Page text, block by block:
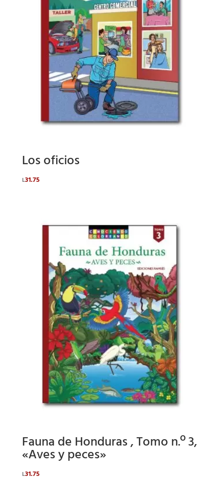
Los oficios
L31.75
Fauna de Honduras , Tomo n.º 3,
«Aves y peces»
L31.75